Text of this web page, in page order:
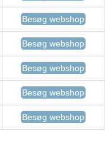
Besøg webshop
Besøg webshop
Besøg webshop
Besøg webshop
Besøg webshop